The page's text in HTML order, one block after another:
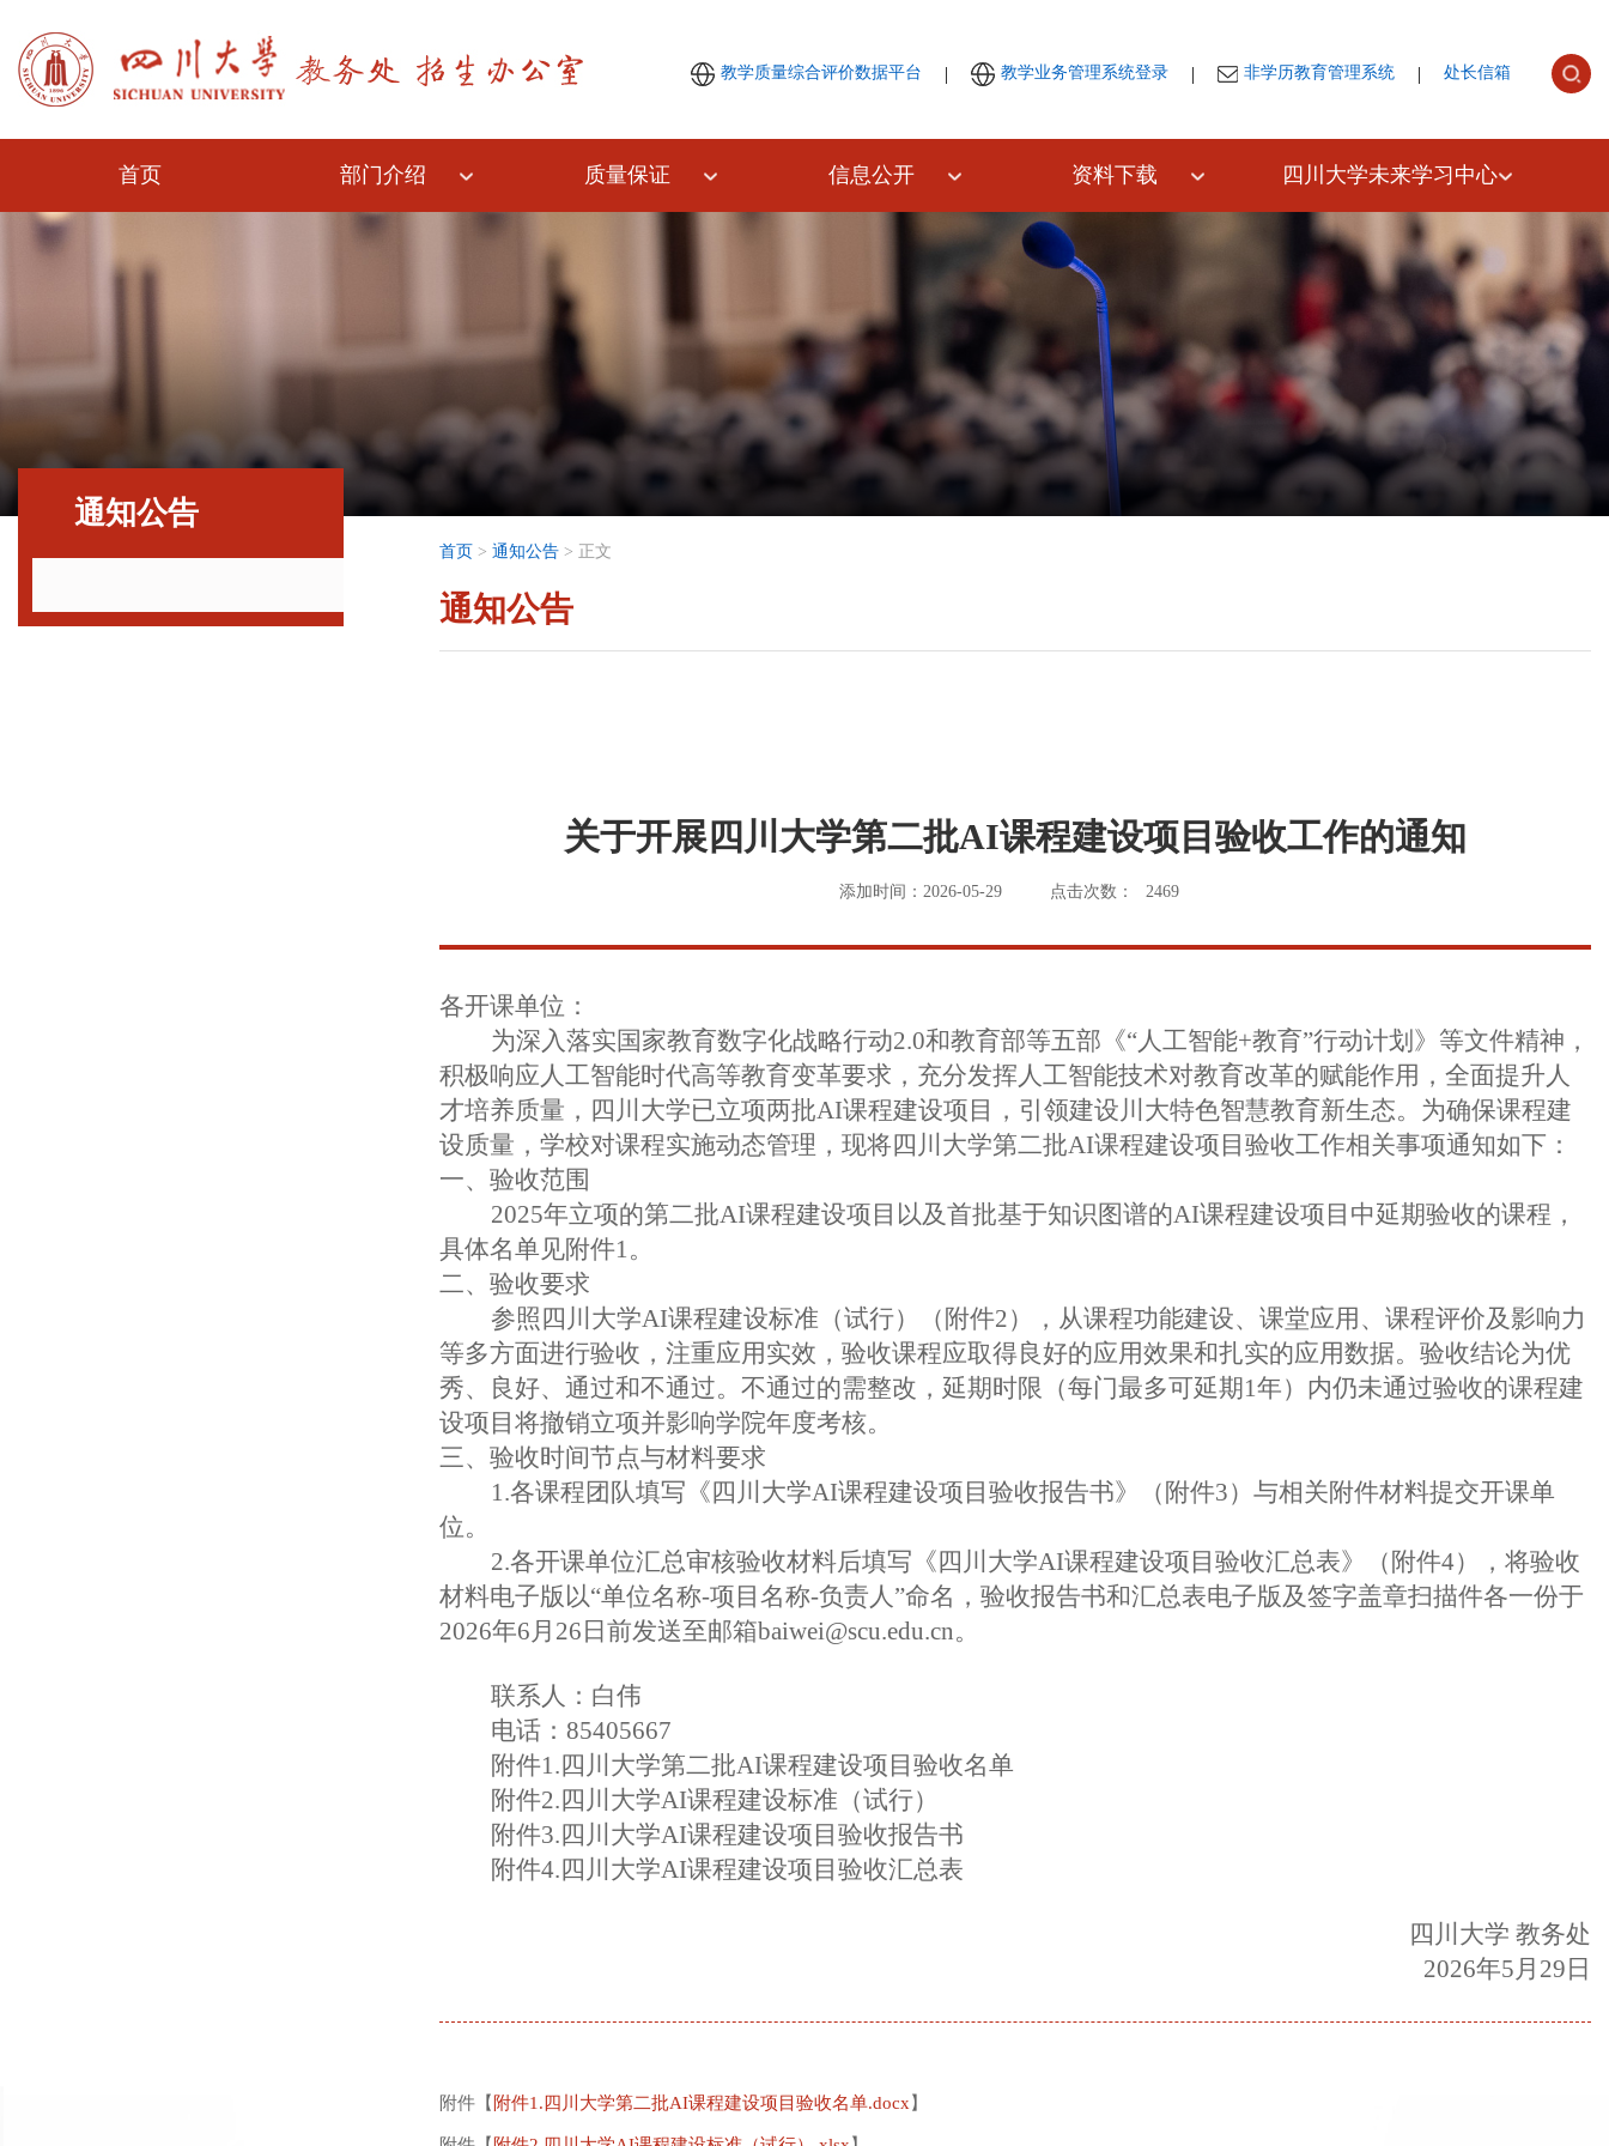
教学质量综合评价数据平台 | 教学业务管理系统登录 | 非学历教育管理系统 | 处长信箱
首页 部门介绍 质量保证 信息公开 资料下载 四川大学未来学习中心
通知公告
首页 > 通知公告 > 正文
通知公告
关于开展四川大学第二批AI课程建设项目验收工作的通知
添加时间：2026-05-29 点击次数： 2469
各开课单位：
为深入落实国家教育数字化战略行动2.0和教育部等五部《“人工智能+教育”行动计划》等文件精神，
积极响应人工智能时代高等教育变革要求，充分发挥人工智能技术对教育改革的赋能作用，全面提升人
才培养质量，四川大学已立项两批AI课程建设项目，引领建设川大特色智慧教育新生态。为确保课程建
设质量，学校对课程实施动态管理，现将四川大学第二批AI课程建设项目验收工作相关事项通知如下：
一、验收范围
2025年立项的第二批AI课程建设项目以及首批基于知识图谱的AI课程建设项目中延期验收的课程，
具体名单见附件1。
二、验收要求
参照四川大学AI课程建设标准（试行）（附件2），从课程功能建设、课堂应用、课程评价及影响力
等多方面进行验收，注重应用实效，验收课程应取得良好的应用效果和扎实的应用数据。验收结论为优
秀、良好、通过和不通过。不通过的需整改，延期时限（每门最多可延期1年）内仍未通过验收的课程建
设项目将撤销立项并影响学院年度考核。
三、验收时间节点与材料要求
1.各课程团队填写《四川大学AI课程建设项目验收报告书》（附件3）与相关附件材料提交开课单
位。
2.各开课单位汇总审核验收材料后填写《四川大学AI课程建设项目验收汇总表》（附件4），将验收
材料电子版以“单位名称-项目名称-负责人”命名，验收报告书和汇总表电子版及签字盖章扫描件各一份于
2026年6月 26 日前发送至邮箱baiwei@scu.edu.cn。
联系人：白伟
电话：85405667
附件1.四川大学第二批AI课程建设项目 验收名单
附件2.四川大学AI课程建设标准 （试行）
附件3.四川大学AI课程建设项目 验收报告书
附件4.四川大学AI课程建设项目 验收汇总表
四川大学 教务处
2026年5月 29 日
附件【 附件1.四川大学第二批AI课程建设项目验收名单.docx 】